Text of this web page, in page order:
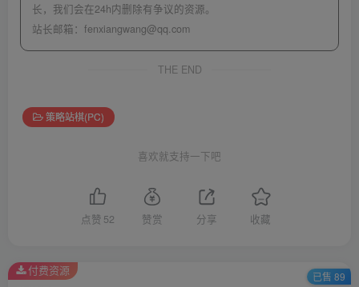
长，我们会在24h内删除有争议的资源。
站长邮箱： fenxiangwang@qq.com
THE END
策略站棋(PC)
喜欢就支持一下吧
点赞 52 赞赏 分享 收藏
付费资源 已售 89